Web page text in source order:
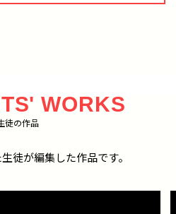
WORKS
徒の作品
徒が編集した作品です。